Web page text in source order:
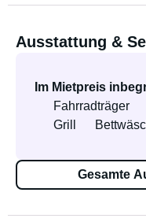
Ausstattung &
Im Mietpreis
Fahrradträger
Grill
Gesamte